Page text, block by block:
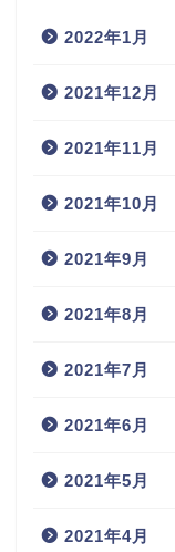
2022年1月
2021年12月
2021年11月
2021年10月
2021年9月
2021年8月
2021年7月
2021年6月
2021年5月
2021年4月